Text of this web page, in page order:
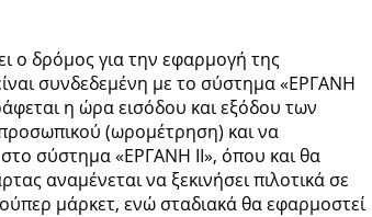
ο δρόμος για την εφαρμογή της
συνδεδεμένη με το σύστημα «ΕΡΓΑΝΗ
η ώρα εισόδου και εξόδου των
(ωρομέτρηση) και να
σύστημα «ΕΡΓΑΝΗ ΙΙ», όπου και θα
αναμένεται να ξεκινήσει πιλοτικά σε
μάρκετ, ενώ σταδιακά θα εφαρμοστεί